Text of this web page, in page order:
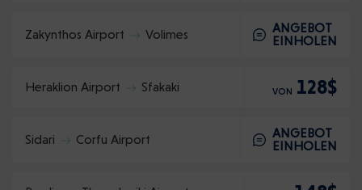
Zakynthos Airport Volimes
ANGEBOT
EINHOLEN
Heraklion Airport Sfakaki VON 128$
Sidari Corfu Airport
ANGEBOT
EINHOLEN